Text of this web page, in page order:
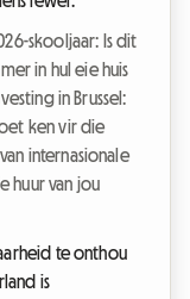
skooljaar: Is dit
in hul eie huis
in Brussel:
ken vir die
internasionale
huur van jou
te onthou
is